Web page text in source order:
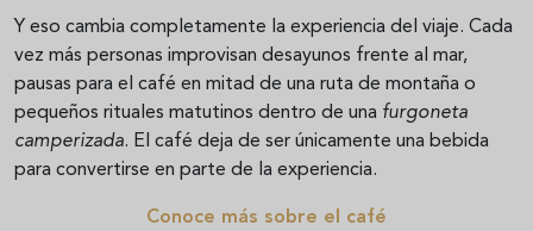
Y eso cambia completamente la experiencia del viaje. Cada
vez más personas improvisan desayunos frente al mar,
pausas para el café en mitad de una ruta de montaña o
pequeños rituales matutinos dentro de una furgoneta
camperizada. El café deja de ser únicamente una bebida
para convertirse en parte de la experiencia.
Conoce más sobre el café